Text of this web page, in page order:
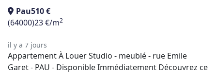
Pau510 €
(64000)23 €/m2
il y a 7 jours
Appartement À Louer Studio - meublé - rue Emile
Garet - PAU - Disponible Immédiatement Découvrez ce